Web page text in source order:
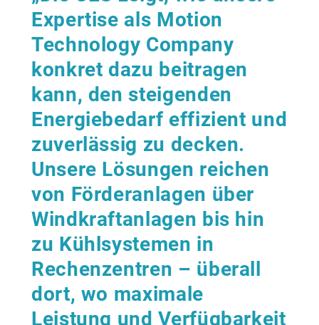
sind.“
Jeff Hemphill, CTO Schaeffler Americas